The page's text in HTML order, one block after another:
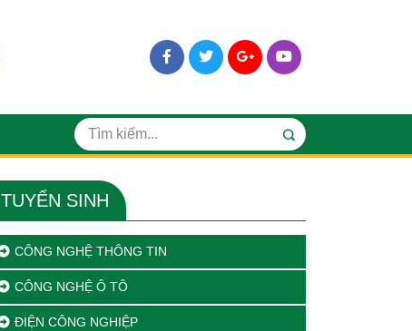
TUYỂN SINH
CÔNG NGHỆ THÔNG TIN
CÔNG NGHỆ Ô TÔ
ĐIỆN CÔNG NGHIỆP